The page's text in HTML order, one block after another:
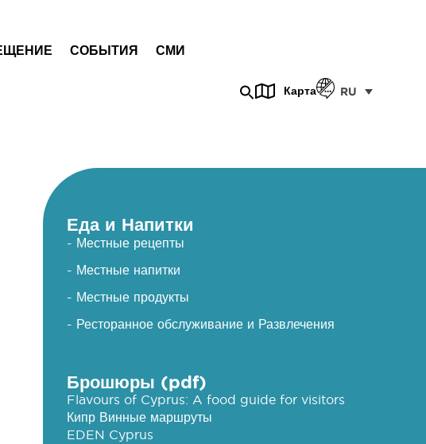
СОБЫТИЯ СМИ
Карта RU
Еда и Напитки
- Местные рецепты
- Местные напитки
- Местные продукты
- Ресторанное обслуживание и Развлечения
Брошюры (pdf)
Flavours of Cyprus: A food guide for visitors
Кипр Винные маршруты
EDEN Cyprus